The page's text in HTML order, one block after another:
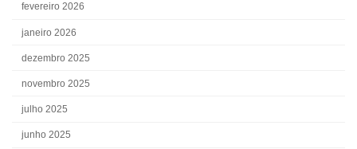
fevereiro 2026
janeiro 2026
dezembro 2025
novembro 2025
julho 2025
junho 2025